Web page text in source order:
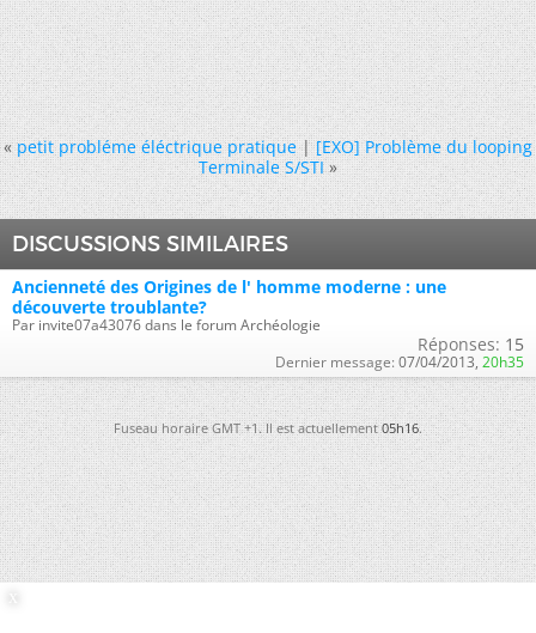
« petit probléme éléctrique pratique|[EXO] Problème du looping
Terminale S/STI »
DISCUSSIONS SIMILAIRES
Ancienneté des Origines de l' homme moderne : une
découverte troublante?
Par invite07a43076 dans le forum Archéologie
Réponses: 15
Dernier message: 07/04/2013, 20h35
Fuseau horaire GMT +1. Il est actuellement05h16.